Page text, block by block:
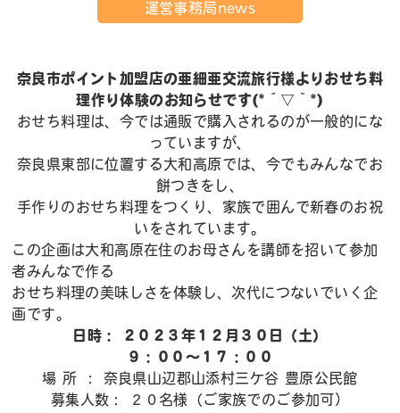
運営事務局news
奈良市ポイント加盟店の亜細亜交流旅行様よりおせち料
理作り体験のお知らせです(*´▽｀*)
おせち料理は、今では通販で購入されるのが一般的にな
っていますが、
奈良県東部に位置する大和高原では、今でもみんなでお
餅つきをし、
手作りのおせち料理をつくり、家族で囲んで新春のお祝
いをされています。
この企画は大和高原在住のお母さんを講師を招いて参加
者みんなで作る
おせち料理の美味しさを体験し、次代につないでいく企
画です。
日時： ２０２３年１２月３０日（土）
９：００～１７：００
場 所 ： 奈良県山辺郡山添村三ケ谷 豊原公民館
募集人数： ２０名様（ご家族でのご参加可）